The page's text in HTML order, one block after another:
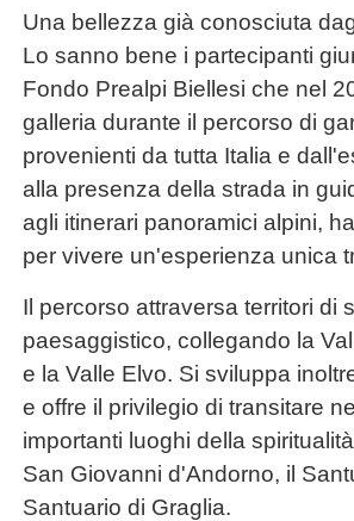
Una bellezza già conosciuta
Lo sanno bene i partecipanti
Fondo Prealpi Biellesi che nel
galleria durante il percorso di
provenienti da tutta Italia e
alla presenza della strada in
agli itinerari panoramici alpini,
per vivere un'esperienza unica
Il percorso attraversa territori di
paesaggistico, collegando la
e la Valle Elvo. Si sviluppa
e offre il privilegio di transitare
importanti luoghi della
San Giovanni d'Andorno, il
Santuario di Graglia.